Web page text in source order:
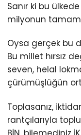
Sanır ki bu
milyonun
Oysa gerçek bu
Bu millet hırsız
seven, helal
çürümüşlüğün
Toplasanız,
rantçılarıyla